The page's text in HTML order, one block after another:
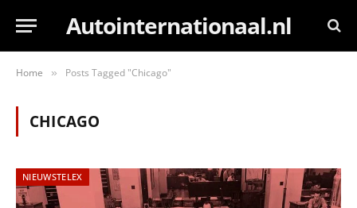
Autointernationaal.nl
Home » Posts Tagged "Chicago"
CHICAGO
NIEUWSTELEX